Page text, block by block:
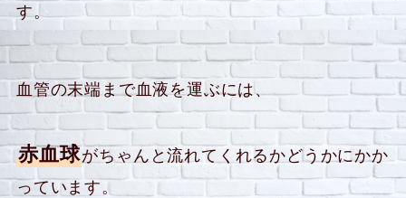
す。
血管の末端まで血液を運ぶには、
赤血球がちゃんと流れてくれるかどうかにかか
っています。